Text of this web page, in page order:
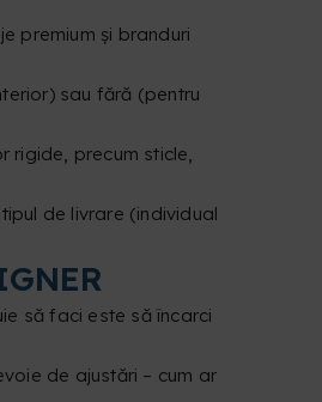
premium și branduri
sau fără (pentru
rigide, precum sticle,
de livrare (individual
să faci este să încarci
de ajustări – cum ar